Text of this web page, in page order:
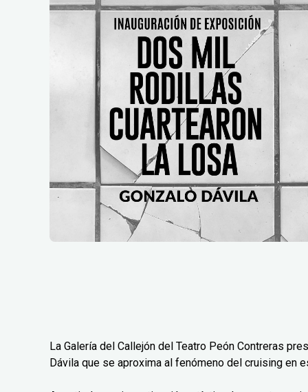
La Galería del Callejón del Teatro Peón Contreras
Dávila que se aproxima al fenómeno del cruising en